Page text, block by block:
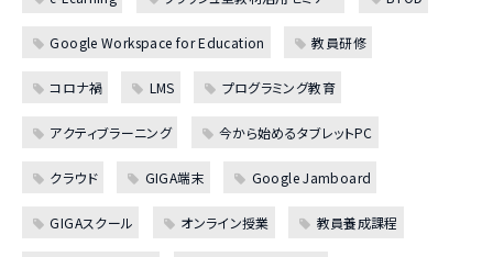
Google Workspace for Education 教員研修
コロナ禍 LMS プログラミング教育
アクティブラーニング 今から始めるタブレットPC
クラウド GIGA端末 Google Jamboard
GIGAスクール オンライン授業 教員養成課程